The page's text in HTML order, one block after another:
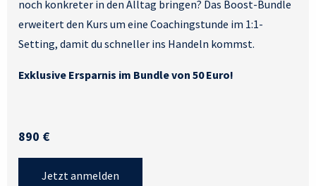
noch konkreter in den Alltag bringen? Das Boost-Bundle
erweitert den Kurs um eine Coachingstunde im 1:1-
Setting, damit du schneller ins Handeln kommst.
Exklusive Ersparnis im Bundle von 50 Euro!
890 €
Jetzt anmelden